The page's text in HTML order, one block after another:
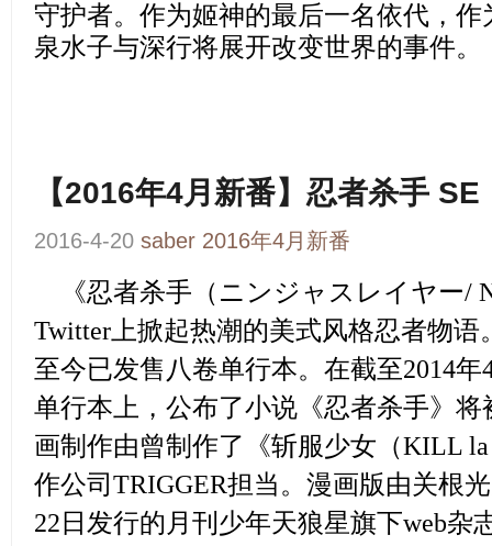
守护者。作为姬神的最后一名依代，
泉水子与深行将展开改变世界的事件。
【2016年4月新番】忍者杀手 SE
2016-4-20 saber 2016年4月新番
《忍者杀手（ニンジャスレイヤー/
Twitter上掀起热潮的美式风格忍者物语
至今已发售八卷单行本。在截至2014
单行本上，公布了小说《忍者杀手》
画制作由曾制作了《斩服少女（KILL
作公司TRIGGER担当。 漫画版由关根
22日发行的月刊少年天狼星旗下web杂